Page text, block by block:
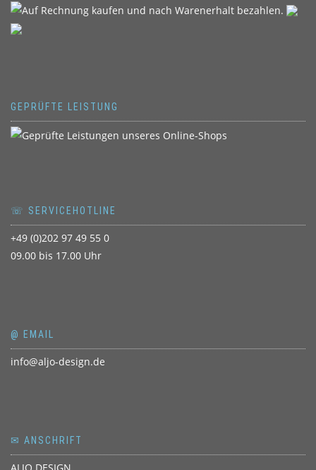
GEPRÜFTE LEISTUNG
☏ SERVICEHOTLINE
+49 (0)202 97 49 55 0
09.00 bis 17.00 Uhr
@ EMAIL
info@aljo-design.de
✉ ANSCHRIFT